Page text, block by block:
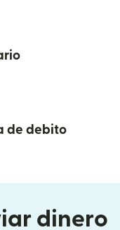
de debito
dinero